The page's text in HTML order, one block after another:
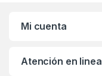
Mi cuenta
Atención en linea